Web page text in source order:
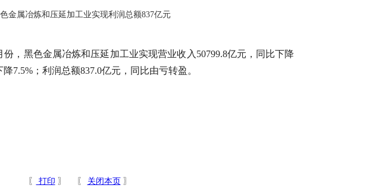
金属冶炼和压延加工业实现利润总额837亿元
，黑色金属冶炼和压延加工业实现营业收入50799.8亿元，同比下降
7.5%；利润总额837.0亿元，同比由亏转盈。
〖 打印 〗 〖 关闭本页 〗